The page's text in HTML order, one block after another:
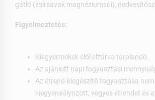
gátló (zsírsavak magnéziumsói),
Figyelmeztetés:
Kisgyermekek elől elzárva tárolandó.
Az ajánlott napi fogyasztási
Az étrend-kiegészítő fogyasztása
kiegyensúlyozott, vegyes étrendet és